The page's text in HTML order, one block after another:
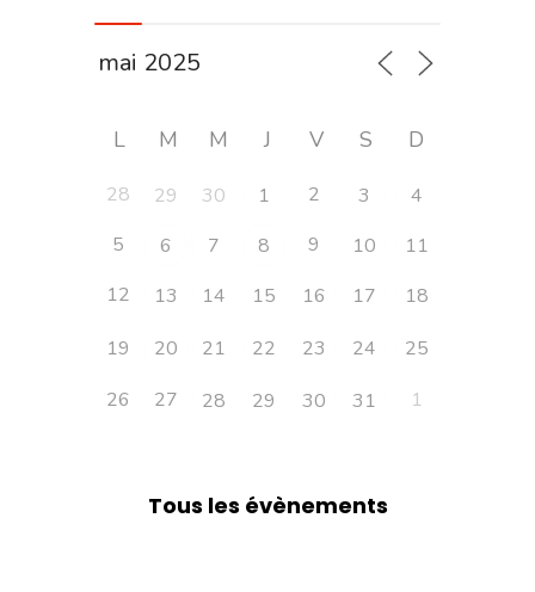
L M M J V S D
28 29 30 1 2 3
4
5
6 7 8 9 10
11
12
13 14 15 16 17
18
19
20 21 22 23 24
25
26
27 28 29 30 31 1
Tous les évènements